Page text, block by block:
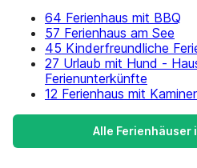
64 Ferienhaus mit BBQ
57 Ferienhaus am See
45 Kinderfreundliche
27 Urlaub mit Hund -
Ferienunterkünfte
12 Ferienhaus mit
Alle Ferienhäuser